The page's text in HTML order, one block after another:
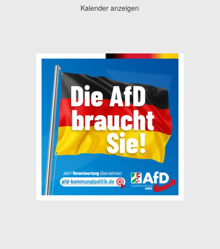
Kalender anzeigen